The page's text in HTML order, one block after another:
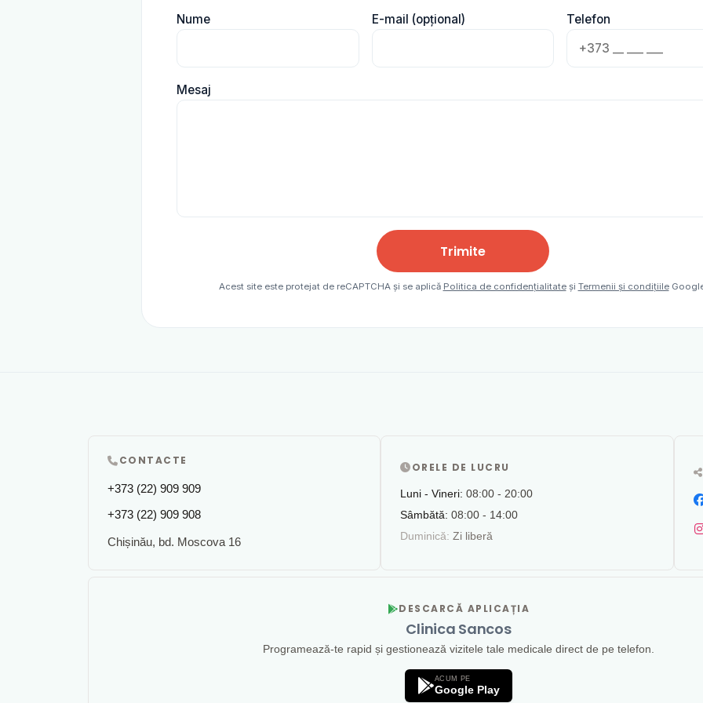
Nume E-mail (opțional) Telefon
Mesaj
Trimite
Acest site este protejat de reCAPTCHA și se aplică Politica de confidențialitateși Termenii și condițiile
CONTACTE
+373 (22) 909 909
+373 (22) 909 908
Chișinău, bd. Moscova 16
ORELE DE LUCRU
Luni - Vineri: 08:00 - 20:00
Sâmbătă: 08:00 - 14:00
Duminică: Zi liberă
DESCARCĂ APLICAȚIA
Clinica Sancos
Programează-te rapid și gestionează vizitele tale medicale direct de pe telefon.
ACUM PE
Google Play